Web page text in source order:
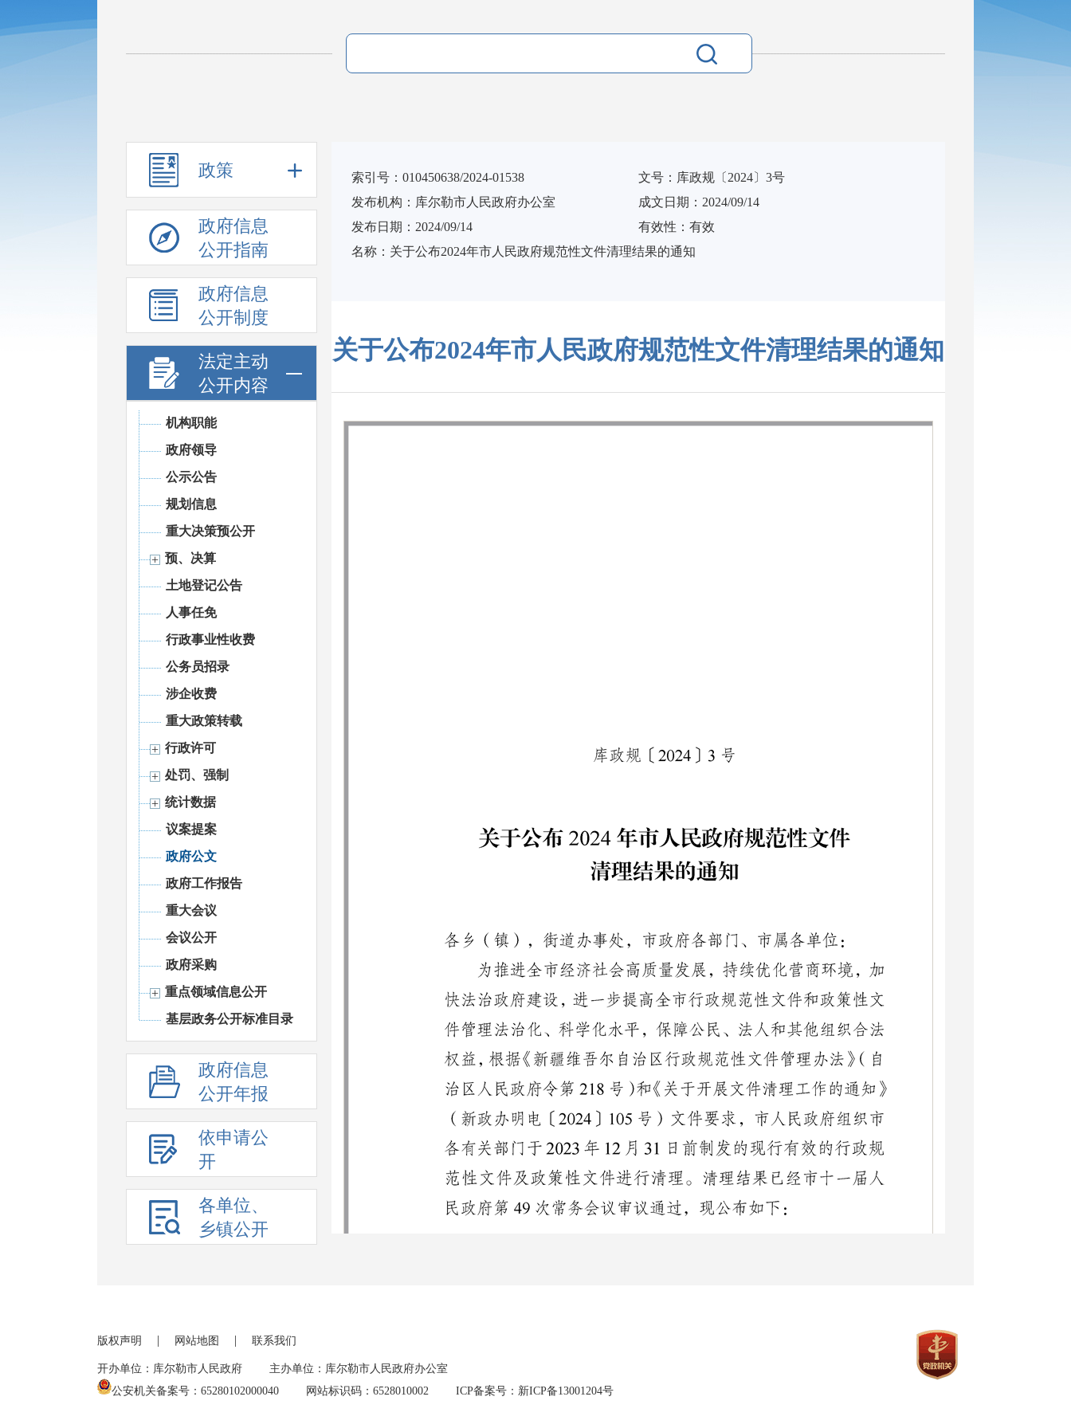
政策
政府信息
公开指南
政府信息
公开制度
法定主动
公开内容
机构职能
政府领导
公示公告
规划信息
重大决策预公开
预、决算
土地登记公告
人事任免
行政事业性收费
公务员招录
涉企收费
重大政策转载
行政许可
处罚、强制
统计数据
议案提案
政府公文
政府工作报告
重大会议
会议公开
政府采购
重点领域信息公开
基层政务公开标准目录
政府信息
公开年报
依申请公
开
各单位、
乡镇公开
索引号：010450638/2024-01538
文号：库政规〔2024〕3号
发布机构：库尔勒市人民政府办公室
成文日期：2024/09/14
发布日期：2024/09/14
有效性：有效
名称：关于公布2024年市人民政府规范性文件清理结果的通知
关于公布2024年市人民政府规范性文件清理结果的通知
版权声明 | 网站地图 | 联系我们
开办单位：库尔勒市人民政府
主办单位：库尔勒市人民政府办公室
公安机关备案号：65280102000040
网站标识码：6528010002 ICP备案号：新ICP备13001204号